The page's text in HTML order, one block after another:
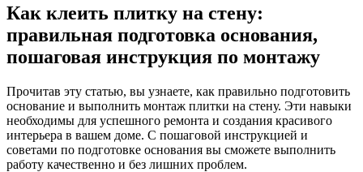
Как клеить плитку на стену:
правильная подготовка основания,
пошаговая инструкция по монтажу
Прочитав эту статью, вы узнаете, как правильно подготовить
основание и выполнить монтаж плитки на стену. Эти навыки
необходимы для успешного ремонта и создания красивого
интерьера в вашем доме. С пошаговой инструкцией и
советами по подготовке основания вы сможете выполнить
работу качественно и без лишних проблем.